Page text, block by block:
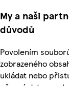
My a naši
důvodů
Povolením
zobrazeného
ukládat nebo